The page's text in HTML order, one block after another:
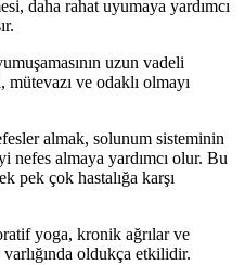
daha rahat uyumaya yardımcı
uzun vadeli
ve odaklı olmayı
almak, solunum sisteminin
nefes almaya yardımcı olur. Bu
pek çok hastalığa karşı
yoga, kronik ağrılar ve
oldukça etkilidir.